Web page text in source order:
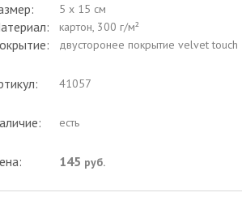
5 x 15 см
картон, 300 г/м²
двусторонее покрытие velvet touch
41057
есть
145 руб.